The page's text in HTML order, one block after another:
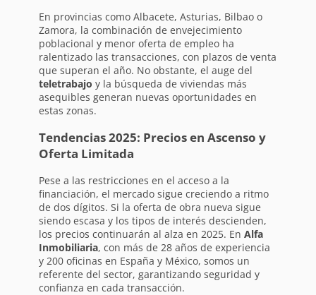
En provincias como Albacete, Asturias, Bilbao o
Zamora, la combinación de envejecimiento
poblacional y menor oferta de empleo ha
ralentizado las transacciones, con plazos de venta
que superan el año. No obstante, el auge del
teletrabajo y la búsqueda de viviendas más
asequibles generan nuevas oportunidades en
estas zonas.
Tendencias 2025: Precios en Ascenso y
Oferta Limitada
Pese a las restricciones en el acceso a la
financiación, el mercado sigue creciendo a ritmo
de dos dígitos. Si la oferta de obra nueva sigue
siendo escasa y los tipos de interés descienden,
los precios continuarán al alza en 2025. En Alfa
Inmobiliaria, con más de 28 años de experiencia
y 200 oficinas en España y México, somos un
referente del sector, garantizando seguridad y
confianza en cada transacción.